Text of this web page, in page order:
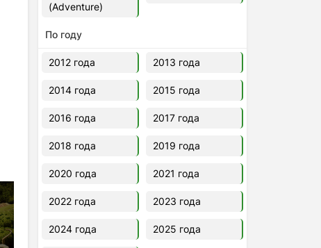
(Adventure)
По году
2012 года 2013 года
2014 года 2015 года
2016 года 2017 года
2018 года 2019 года
2020 года 2021 года
2022 года 2023 года
2024 года 2025 года